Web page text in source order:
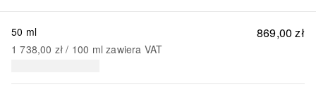
869,00 zł
50 ml
1 738,00 zł / 100 ml zawiera VAT